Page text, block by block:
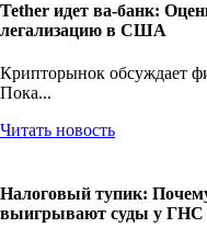
Tether идет ва-банк:
легализацию в США
Крипторынок обсуждает
Пока...
Читать новость
Налоговый тупик:
выигрывают суды у ГНС